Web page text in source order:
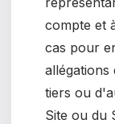
compte et
cas pour
allégations
tiers ou
Site ou du